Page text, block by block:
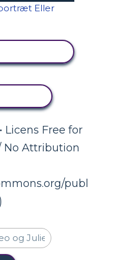
Licens Free for
No Attribution
publ